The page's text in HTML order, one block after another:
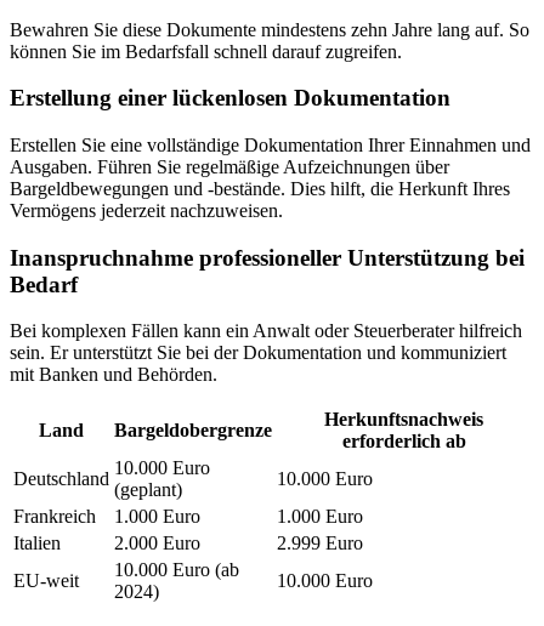
Bewahren Sie diese Dokumente mindestens zehn Jahre lang auf. So
können Sie im Bedarfsfall schnell darauf zugreifen.
Erstellung einer lückenlosen Dokumentation
Erstellen Sie eine vollständige Dokumentation Ihrer Einnahmen und
Ausgaben. Führen Sie regelmäßige Aufzeichnungen über
Bargeldbewegungen und -bestände. Dies hilft, die Herkunft Ihres
Vermögens jederzeit nachzuweisen.
Inanspruchnahme professioneller Unterstützung bei
Bedarf
Bei komplexen Fällen kann ein Anwalt oder Steuerberater hilfreich
sein. Er unterstützt Sie bei der Dokumentation und kommuniziert
mit Banken und Behörden.
Land Bargeldobergrenze
Herkunftsnachweis
erforderlich ab
Deutschland
10.000 Euro
(geplant)
10.000 Euro
Frankreich
1.000 Euro
1.000 Euro
Italien
2.000 Euro
2.999 Euro
EU-weit
10.000 Euro (ab
2024)
10.000 Euro